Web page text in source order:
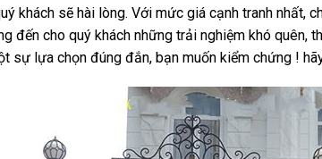
khách sẽ hài lòng. Với mức giá cạnh tranh nhất,
đến cho quý khách những trải nghiệm khó quên,
sự lựa chọn đúng đắn, bạn muốn kiểm chứng !